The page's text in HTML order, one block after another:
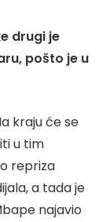
drugi je
pošto je u
kraju će se
u tim
repriza
a tada je
najavio